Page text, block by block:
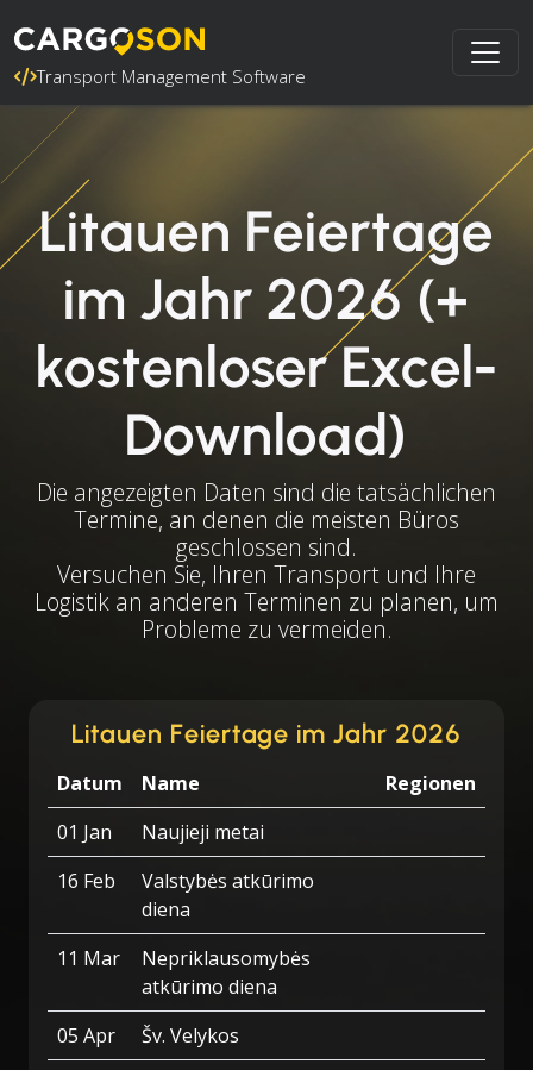
Transport Management Software
Litauen Feiertage
im Jahr 2026 (+
kostenloser Excel-
Download)
Die angezeigten Daten sind die tatsächlichen
Termine, an denen die meisten Büros
geschlossen sind.
Versuchen Sie, Ihren Transport und Ihre
Logistik an anderen Terminen zu planen, um
Probleme zu vermeiden.
Litauen Feiertage im Jahr 2026
Datum Name
Regionen
01 Jan
Naujieji metai
16 Feb
Valstybės atkūrimo
diena
11 Mar
Nepriklausomybės
atkūrimo diena
05 Apr
Šv. Velykos